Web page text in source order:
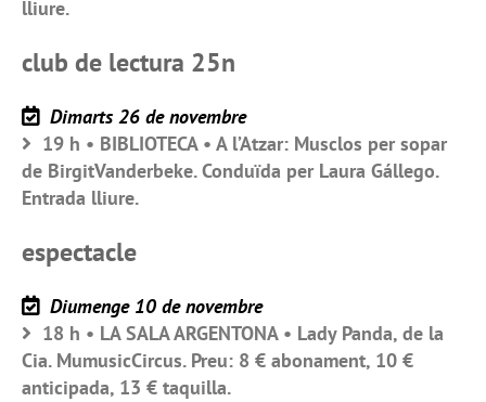
lliure.
club de lectura 25n
Dimarts 26 de novembre
19 h • BIBLIOTECA • A l’Atzar: Musclos per sopar
de BirgitVanderbeke. Conduïda per Laura Gállego.
Entrada lliure.
espectacle
Diumenge 10 de novembre
18 h • LA SALA ARGENTONA • Lady Panda, de la
Cia. MumusicCircus. Preu: 8 € abonament, 10 €
anticipada, 13 € taquilla.